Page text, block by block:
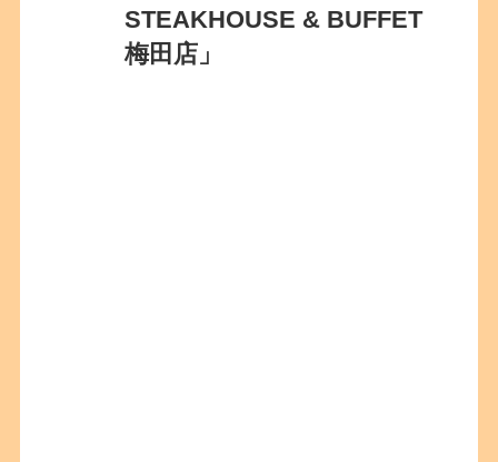
STEAKHOUSE & BUFFET
梅田店」